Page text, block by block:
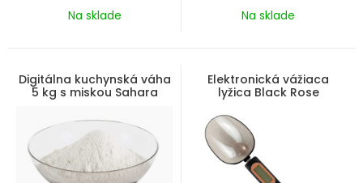
Na sklade Na sklade
Digitálna kuchynská váha
5 kg s miskou Sahara
Elektronická vážiaca
lyžica Black Rose